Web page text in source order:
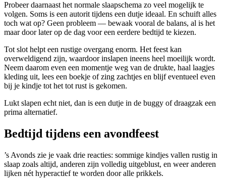
Probeer daarnaast het normale slaapschema zo veel mogelijk te
volgen. Soms is een autorit tijdens een dutje ideaal. En schuift alles
toch wat op? Geen probleem — bewaak vooral de balans, al is het
maar door later op de dag voor een eerdere bedtijd te kiezen.
Tot slot helpt een rustige overgang enorm. Het feest kan
overweldigend zijn, waardoor inslapen ineens heel moeilijk wordt.
Neem daarom even een momentje weg van de drukte, haal laagjes
kleding uit, lees een boekje of zing zachtjes en blijf eventueel even
bij je kindje tot het tot rust is gekomen.
Lukt slapen echt niet, dan is een dutje in de buggy of draagzak een
prima alternatief.
Bedtijd tijdens een avondfeest
’s Avonds zie je vaak drie reacties: sommige kindjes vallen rustig in
slaap zoals altijd, anderen zijn volledig uitgeblust, en weer anderen
lijken nét hyperactief te worden door alle prikkels.